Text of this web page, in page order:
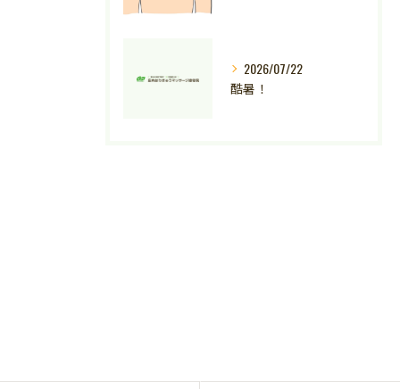
2026/07/22
酷暑！